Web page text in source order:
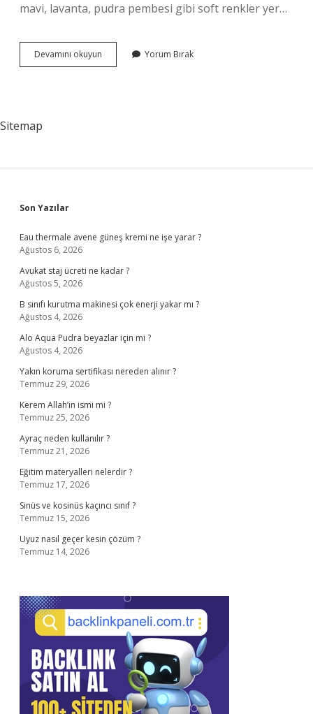
mavi, lavanta, pudra pembesi gibi soft renkler yer…
Devamını okuyun
Tene
Yorum Bırak
Sitemap
Sidebar
Son Yazılar
Eau thermale avene güneş kremi ne işe yarar ?
Ağustos 6, 2026
Avukat staj ücreti ne kadar ?
Ağustos 5, 2026
B sınıfı kurutma makinesi çok enerji yakar mı ?
Ağustos 4, 2026
Alo Aqua Pudra beyazlar için mi ?
Ağustos 4, 2026
Yakın koruma sertifikası nereden alınır ?
Temmuz 29, 2026
Kerem Allah’ın ismi mi ?
Temmuz 25, 2026
Ayraç neden kullanılır ?
Temmuz 21, 2026
Eğitim materyalleri nelerdir ?
Temmuz 17, 2026
Sinüs ve kosinüs kaçıncı sınıf ?
Temmuz 15, 2026
Uyuz nasıl geçer kesin çözüm ?
Temmuz 14, 2026